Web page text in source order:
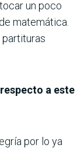
un poco
matemática.
partituras
a este
por lo ya